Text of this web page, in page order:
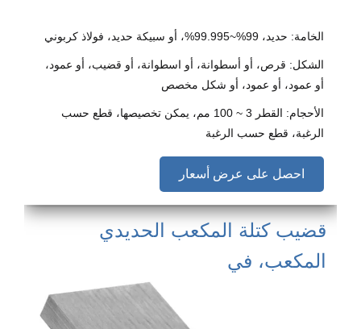
الخامة: حديد، 99%~99.995%، أو سبيكة حديد، فولاذ كربوني
الشكل: قرص، أو أسطوانة، أو اسطوانة، أو قضيب، أو عمود،
أو عمود، أو عمود، أو شكل مخصص
الأحجام: القطر 3 ~ 100 مم، يمكن تخصيصها، قطع حسب
الرغبة، قطع حسب الرغبة
احصل على عرض أسعار
قضيب كتلة المكعب الحديدي
المكعب، في